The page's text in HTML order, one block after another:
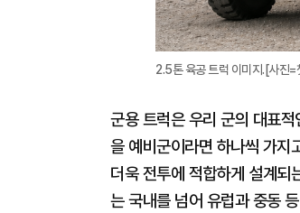
2.5톤 육공 트럭 이미지.[사진
군용 트럭은 우리 군의 대표
을 예비군이라면 하나씩 가지
더욱 전투에 적합하게 설계되
는 국내를 넘어 유럽과 중동